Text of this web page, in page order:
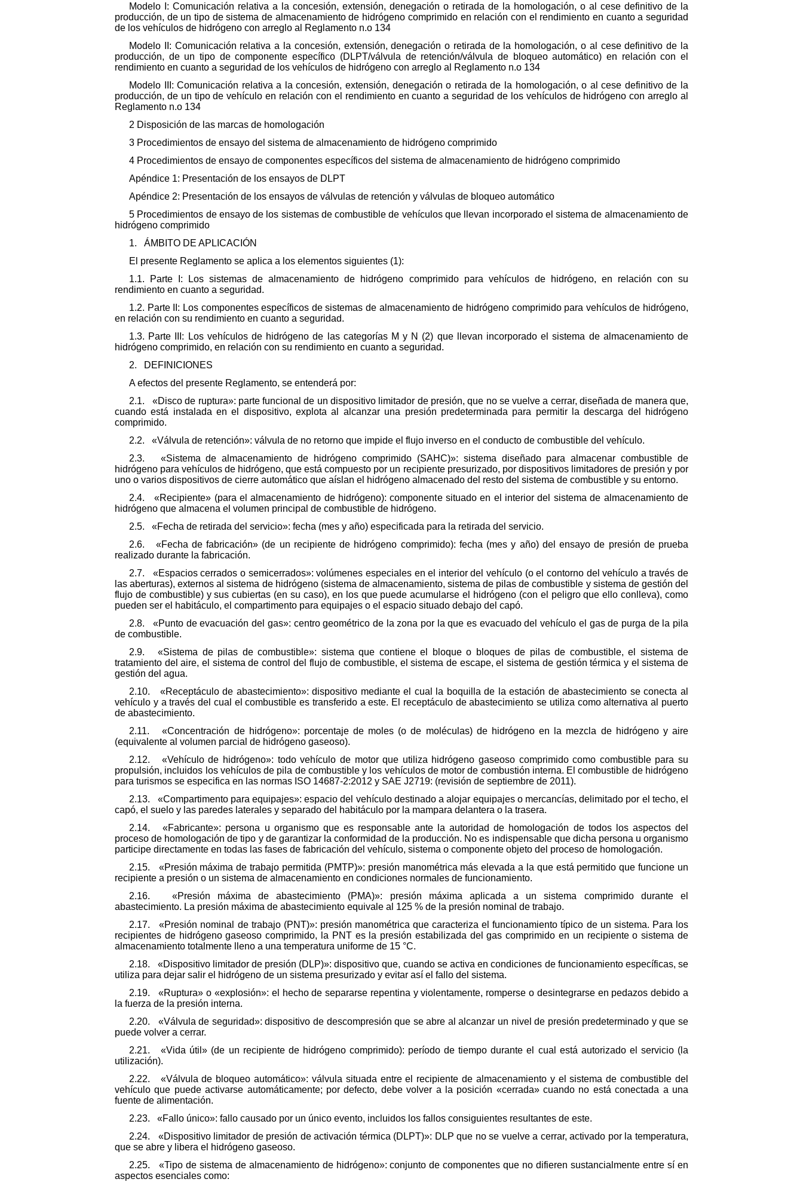
Modelo I: Comunicación relativa a la concesión, extensión, denegación o retirada de la homologación, o al cese definitivo de la
producción, de un tipo de sistema de almacenamiento de hidrógeno comprimido en relación con el rendimiento en cuanto a seguridad
de los vehículos de hidrógeno con arreglo al Reglamento n.o 134
Modelo II: Comunicación relativa a la concesión, extensión, denegación o retirada de la homologación, o al cese definitivo de la
producción, de un tipo de componente específico (DLPT/válvula de retención/válvula de bloqueo automático) en relación con el
rendimiento en cuanto a seguridad de los vehículos de hidrógeno con arreglo al Reglamento n.o 134
Modelo III: Comunicación relativa a la concesión, extensión, denegación o retirada de la homologación, o al cese definitivo de la
producción, de un tipo de vehículo en relación con el rendimiento en cuanto a seguridad de los vehículos de hidrógeno con arreglo al
Reglamento n.o 134
2 Disposición de las marcas de homologación
3 Procedimientos de ensayo del sistema de almacenamiento de hidrógeno comprimido
4 Procedimientos de ensayo de componentes específicos del sistema de almacenamiento de hidrógeno comprimido
Apéndice 1: Presentación de los ensayos de DLPT
Apéndice 2: Presentación de los ensayos de válvulas de retención y válvulas de bloqueo automático
5 Procedimientos de ensayo de los sistemas de combustible de vehículos que llevan incorporado el sistema de almacenamiento de
hidrógeno comprimido
1. ÁMBITO DE APLICACIÓN
El presente Reglamento se aplica a los elementos siguientes (1):
1.1. Parte I: Los sistemas de almacenamiento de hidrógeno comprimido para vehículos de hidrógeno, en relación con su
rendimiento en cuanto a seguridad.
1.2. Parte II: Los componentes específicos de sistemas de almacenamiento de hidrógeno comprimido para vehículos de hidrógeno,
en relación con su rendimiento en cuanto a seguridad.
1.3. Parte III: Los vehículos de hidrógeno de las categorías M y N (2) que llevan incorporado el sistema de almacenamiento de
hidrógeno comprimido, en relación con su rendimiento en cuanto a seguridad.
2. DEFINICIONES
A efectos del presente Reglamento, se entenderá por:
2.1. «Disco de ruptura»: parte funcional de un dispositivo limitador de presión, que no se vuelve a cerrar, diseñada de manera que,
cuando está instalada en el dispositivo, explota al alcanzar una presión predeterminada para permitir la descarga del hidrógeno
comprimido.
2.2. «Válvula de retención»: válvula de no retorno que impide el flujo inverso en el conducto de combustible del vehículo.
2.3. «Sistema de almacenamiento de hidrógeno comprimido (SAHC)»: sistema diseñado para almacenar combustible de
hidrógeno para vehículos de hidrógeno, que está compuesto por un recipiente presurizado, por dispositivos limitadores de presión y por
uno o varios dispositivos de cierre automático que aíslan el hidrógeno almacenado del resto del sistema de combustible y su entorno.
2.4. «Recipiente» (para el almacenamiento de hidrógeno): componente situado en el interior del sistema de almacenamiento de
hidrógeno que almacena el volumen principal de combustible de hidrógeno.
2.5. «Fecha de retirada del servicio»: fecha (mes y año) especificada para la retirada del servicio.
2.6. «Fecha de fabricación» (de un recipiente de hidrógeno comprimido): fecha (mes y año) del ensayo de presión de prueba
realizado durante la fabricación.
2.7. «Espacios cerrados o semicerrados»: volúmenes especiales en el interior del vehículo (o el contorno del vehículo a través de
las aberturas), externos al sistema de hidrógeno (sistema de almacenamiento, sistema de pilas de combustible y sistema de gestión del
flujo de combustible) y sus cubiertas (en su caso), en los que puede acumularse el hidrógeno (con el peligro que ello conlleva), como
pueden ser el habitáculo, el compartimento para equipajes o el espacio situado debajo del capó.
2.8. «Punto de evacuación del gas»: centro geométrico de la zona por la que es evacuado del vehículo el gas de purga de la pila
de combustible.
2.9. «Sistema de pilas de combustible»: sistema que contiene el bloque o bloques de pilas de combustible, el sistema de
tratamiento del aire, el sistema de control del flujo de combustible, el sistema de escape, el sistema de gestión térmica y el sistema de
gestión del agua.
2.10. «Receptáculo de abastecimiento»: dispositivo mediante el cual la boquilla de la estación de abastecimiento se conecta al
vehículo y a través del cual el combustible es transferido a este. El receptáculo de abastecimiento se utiliza como alternativa al puerto
de abastecimiento.
2.11. «Concentración de hidrógeno»: porcentaje de moles (o de moléculas) de hidrógeno en la mezcla de hidrógeno y aire
(equivalente al volumen parcial de hidrógeno gaseoso).
2.12. «Vehículo de hidrógeno»: todo vehículo de motor que utiliza hidrógeno gaseoso comprimido como combustible para su
propulsión, incluidos los vehículos de pila de combustible y los vehículos de motor de combustión interna. El combustible de hidrógeno
para turismos se especifica en las normas ISO 14687-2:2012 y SAE J2719: (revisión de septiembre de 2011).
2.13. «Compartimento para equipajes»: espacio del vehículo destinado a alojar equipajes o mercancías, delimitado por el techo, el
capó, el suelo y las paredes laterales y separado del habitáculo por la mampara delantera o la trasera.
2.14. «Fabricante»: persona u organismo que es responsable ante la autoridad de homologación de todos los aspectos del
proceso de homologación de tipo y de garantizar la conformidad de la producción. No es indispensable que dicha persona u organismo
participe directamente en todas las fases de fabricación del vehículo, sistema o componente objeto del proceso de homologación.
2.15. «Presión máxima de trabajo permitida (PMTP)»: presión manométrica más elevada a la que está permitido que funcione un
recipiente a presión o un sistema de almacenamiento en condiciones normales de funcionamiento.
2.16. «Presión máxima de abastecimiento (PMA)»: presión máxima aplicada a un sistema comprimido durante el
abastecimiento. La presión máxima de abastecimiento equivale al 125 % de la presión nominal de trabajo.
2.17. «Presión nominal de trabajo (PNT)»: presión manométrica que caracteriza el funcionamiento típico de un sistema. Para los
recipientes de hidrógeno gaseoso comprimido, la PNT es la presión estabilizada del gas comprimido en un recipiente o sistema de
almacenamiento totalmente lleno a una temperatura uniforme de 15 °C.
2.18. «Dispositivo limitador de presión (DLP)»: dispositivo que, cuando se activa en condiciones de funcionamiento específicas, se
utiliza para dejar salir el hidrógeno de un sistema presurizado y evitar así el fallo del sistema.
2.19. «Ruptura» o «explosión»: el hecho de separarse repentina y violentamente, romperse o desintegrarse en pedazos debido a
la fuerza de la presión interna.
2.20. «Válvula de seguridad»: dispositivo de descompresión que se abre al alcanzar un nivel de presión predeterminado y que se
puede volver a cerrar.
2.21. «Vida útil» (de un recipiente de hidrógeno comprimido): período de tiempo durante el cual está autorizado el servicio (la
utilización).
2.22. «Válvula de bloqueo automático»: válvula situada entre el recipiente de almacenamiento y el sistema de combustible del
vehículo que puede activarse automáticamente; por defecto, debe volver a la posición «cerrada» cuando no está conectada a una
fuente de alimentación.
2.23. «Fallo único»: fallo causado por un único evento, incluidos los fallos consiguientes resultantes de este.
2.24. «Dispositivo limitador de presión de activación térmica (DLPT)»: DLP que no se vuelve a cerrar, activado por la temperatura,
que se abre y libera el hidrógeno gaseoso.
2.25. «Tipo de sistema de almacenamiento de hidrógeno»: conjunto de componentes que no difieren sustancialmente entre sí en
aspectos esenciales como: